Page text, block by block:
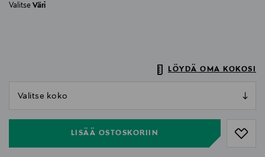
Valitse Väri
LÖYDÄ OMA KOKOSI
LISÄÄ OSTOSKORIIN